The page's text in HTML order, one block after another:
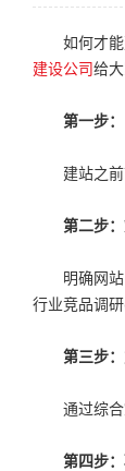
如何才
建设公司给
第一步
建站之前
第二步
明确网站目
行业竞品调
第三步
通过综合策
第四步